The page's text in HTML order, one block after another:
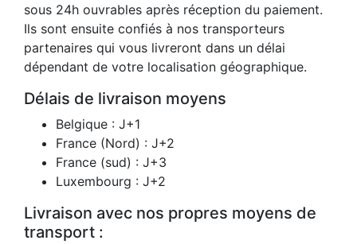
sous 24h ouvrables après réception du paiement.
Ils sont ensuite confiés à nos transporteurs
partenaires qui vous livreront dans un délai
dépendant de votre localisation géographique.
Délais de livraison moyens
Belgique : J+1
France (Nord) : J+2
France (sud) : J+3
Luxembourg : J+2
Livraison avec nos propres moyens de
transport :